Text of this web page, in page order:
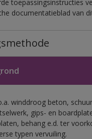
toepassingsinstructies
documentatieblad van
winddroog beton,
gips- en
behang e.d. ter
typen vervuiling.